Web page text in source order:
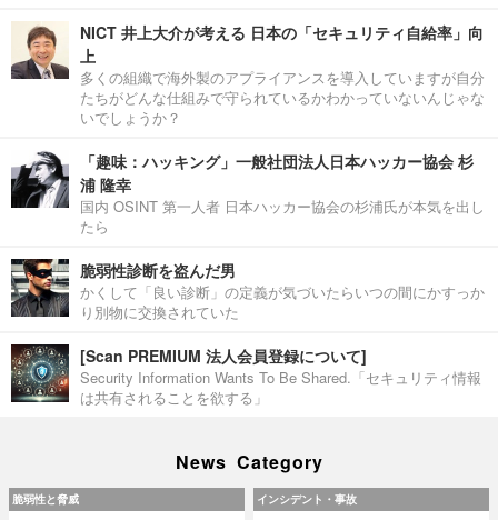
NICT 井上大介が考える 日本の「セキュリティ自給率」向
上
多くの組織で海外製のアプライアンスを導入していますが自分
たちがどんな仕組みで守られているかわかっていないんじゃな
いでしょうか？
「趣味：ハッキング」一般社団法人日本ハッカー協会 杉
浦 隆幸
国内 OSINT 第一人者 日本ハッカー協会の杉浦氏が本気を出し
たら
脆弱性診断を盗んだ男
かくして「良い診断」の定義が気づいたらいつの間にかすっか
り別物に交換されていた
[Scan PREMIUM 法人会員登録について]
Security Information Wants To Be Shared.「セキュリティ情報
は共有されることを欲する」
News Category
脆弱性と脅威 インシデント・事故